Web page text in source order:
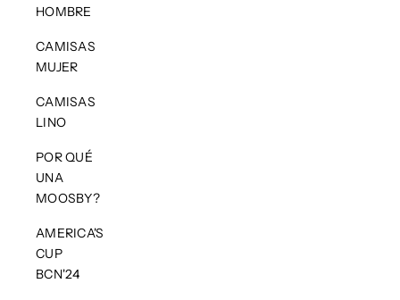
HOMBRE
CAMISAS
MUJER
CAMISAS
LINO
POR QUÉ
UNA
MOOSBY?
AMERICA'S
CUP
BCN'24